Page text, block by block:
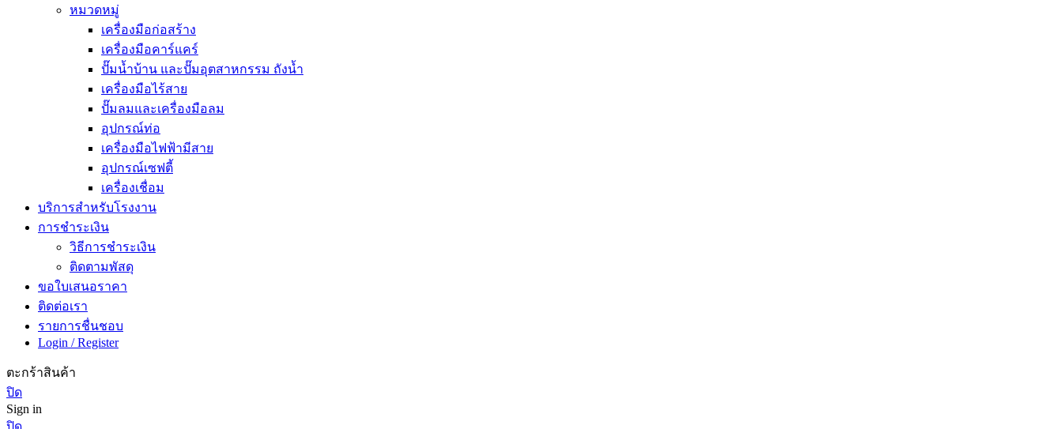
หมวดหมู่
เครื่องมือก่อสร้าง
เครื่องมือคาร์แคร์
ปั๊มน้ำบ้าน และปั๊มอุตสาหกรรม ถังน้ำ
เครื่องมือไร้สาย
ปั๊มลมและเครื่องมือลม
อุปกรณ์ท่อ
เครื่องมือไฟฟ้ามีสาย
อุปกรณ์เซฟตี้
เครื่องเชื่อม
บริการสำหรับโรงงาน
การชำระเงิน
วิธีการชำระเงิน
ติดตามพัสดุ
ขอใบเสนอราคา
ติดต่อเรา
รายการชื่นชอบ
Login / Register
ตะกร้าสินค้า
ปิด
Sign in
ปิด